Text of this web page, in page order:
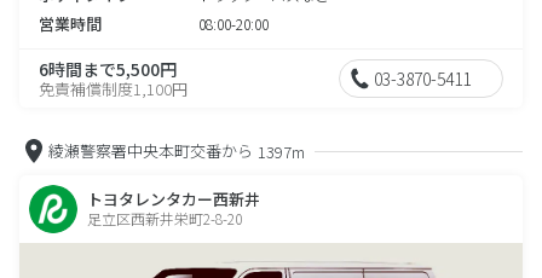
営業時間 08:00-20:00
6時間まで5,500円
免責補償制度1,100円 03-3870-5411
綾瀬警察署中央本町交番から 1397m
トヨタレンタカー西新井
足立区西新井栄町2-8-20